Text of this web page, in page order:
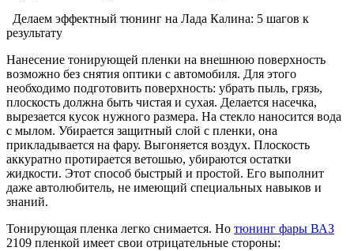
Делаем эффектный тюнинг на Лада Калина: 5 шагов к
результату
Нанесение тонирующей пленки на внешнюю поверхность
возможно без снятия оптики с автомобиля. Для этого
необходимо подготовить поверхность: убрать пыль, грязь,
плоскость должна быть чистая и сухая. Делается насечка,
вырезается кусок нужного размера. На стекло наносится вода
с мылом. Убирается защитный слой с пленки, она
прикладывается на фару. Выгоняется воздух. Плоскость
аккуратно протирается ветошью, убираются остатки
жидкости. Этот способ быстрый и простой. Его выполнит
даже автолюбитель, не имеющий специальных навыков и
знаний.
Тонирующая пленка легко снимается. Но тюнинг фары ВАЗ
2109 пленкой имеет свои отрицательные стороны: